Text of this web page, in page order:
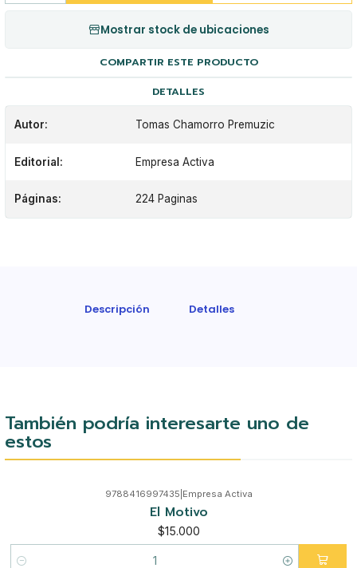
Mostrar stock de ubicaciones
COMPARTIR ESTE PRODUCTO
DETALLES
Autor: Tomas Chamorro Premuzic
Editorial: Empresa Activa
Páginas: 224 Paginas
Descripción Detalles
También podría interesarte uno de
estos
9788416997435 Empresa Activa
El Motivo
$15.000